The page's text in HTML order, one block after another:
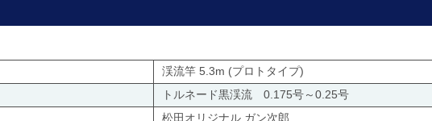
渓流竿 5.3m (プロトタイプ)
トルネード黒渓流 0.175号～0.25号
松田オリジナル ガン次郎